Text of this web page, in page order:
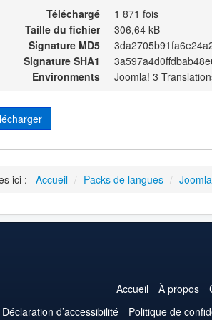
Téléchargé
1 871 fois
Taille du fichier
306,64 kB
Signature MD5
Signature SHA1
Environments
Joomla! 3
ici : Accueil / Packs de langues /
Accueil À propos
Déclaration d’accessibilité
Politique de